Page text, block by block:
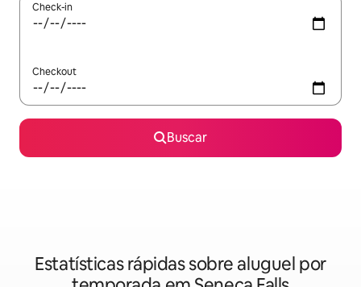
Check-in
Checkout
Buscar
Estatísticas rápidas sobre aluguel por